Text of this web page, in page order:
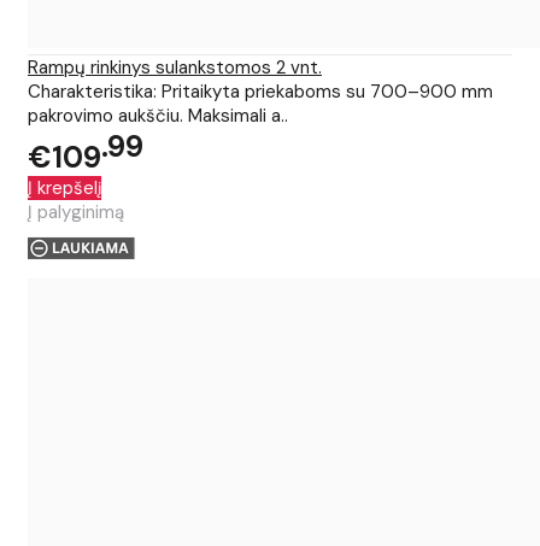
Rampų rinkinys sulankstomos 2 vnt.
Charakteristika: Pritaikyta priekaboms su 700–900 mm
pakrovimo aukščiu. Maksimali a..
€109 99
Į krepšelį
Į palyginimą